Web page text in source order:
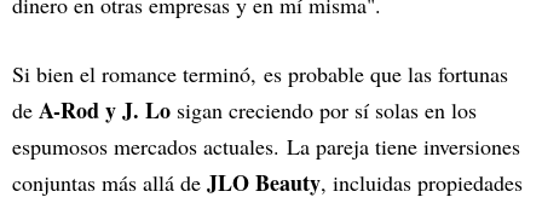
Si bien el romance terminó, es probable que las fortunas
de A-Rod y J. Lo sigan creciendo por sí solas en los
espumosos mercados actuales. La pareja tiene inversiones
conjuntas más allá de JLO Beauty, incluidas propiedades